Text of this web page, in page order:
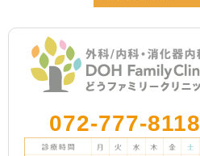
2024年9月 (2)
2024年8月 (2)
2024年7月 (1)
2024年2月 (1)
2023年12月 (1)
072-777-8118